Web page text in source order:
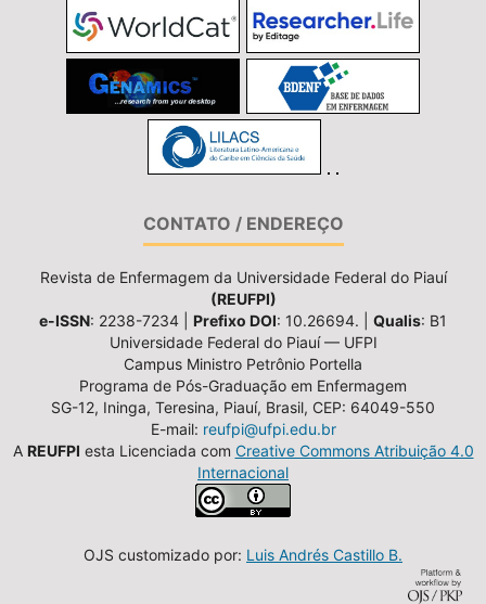
CONTATO / ENDEREÇO
Revista de Enfermagem da Universidade Federal do Piauí
(REUFPI)
e-ISSN: 2238-7234 | Prefixo DOI: 10.26694. | Qualis: B1
Universidade Federal do Piauí — UFPI
Campus Ministro Petrônio Portella
Programa de Pós-Graduação em Enfermagem
SG-12, Ininga, Teresina, Piauí, Brasil, CEP: 64049-550
E-mail: reufpi@ufpi.edu.br
A REUFPI esta Licenciada com Creative Commons Atribuição 4.0
Internacional
OJS customizado por: Luis Andrés Castillo B.